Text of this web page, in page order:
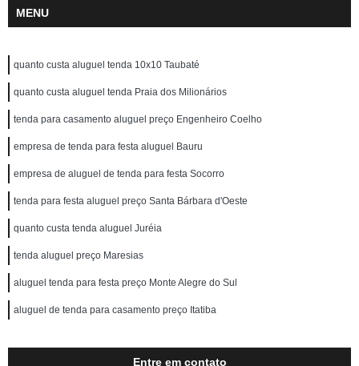
MENU
quanto custa aluguel tenda 10x10 Taubaté
quanto custa aluguel tenda Praia dos Milionários
tenda para casamento aluguel preço Engenheiro Coelho
empresa de tenda para festa aluguel Bauru
empresa de aluguel de tenda para festa Socorro
tenda para festa aluguel preço Santa Bárbara d'Oeste
quanto custa tenda aluguel Juréia
tenda aluguel preço Maresias
aluguel tenda para festa preço Monte Alegre do Sul
aluguel de tenda para casamento preço Itatiba
Entre em contato